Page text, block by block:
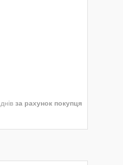
за рахунок покупця